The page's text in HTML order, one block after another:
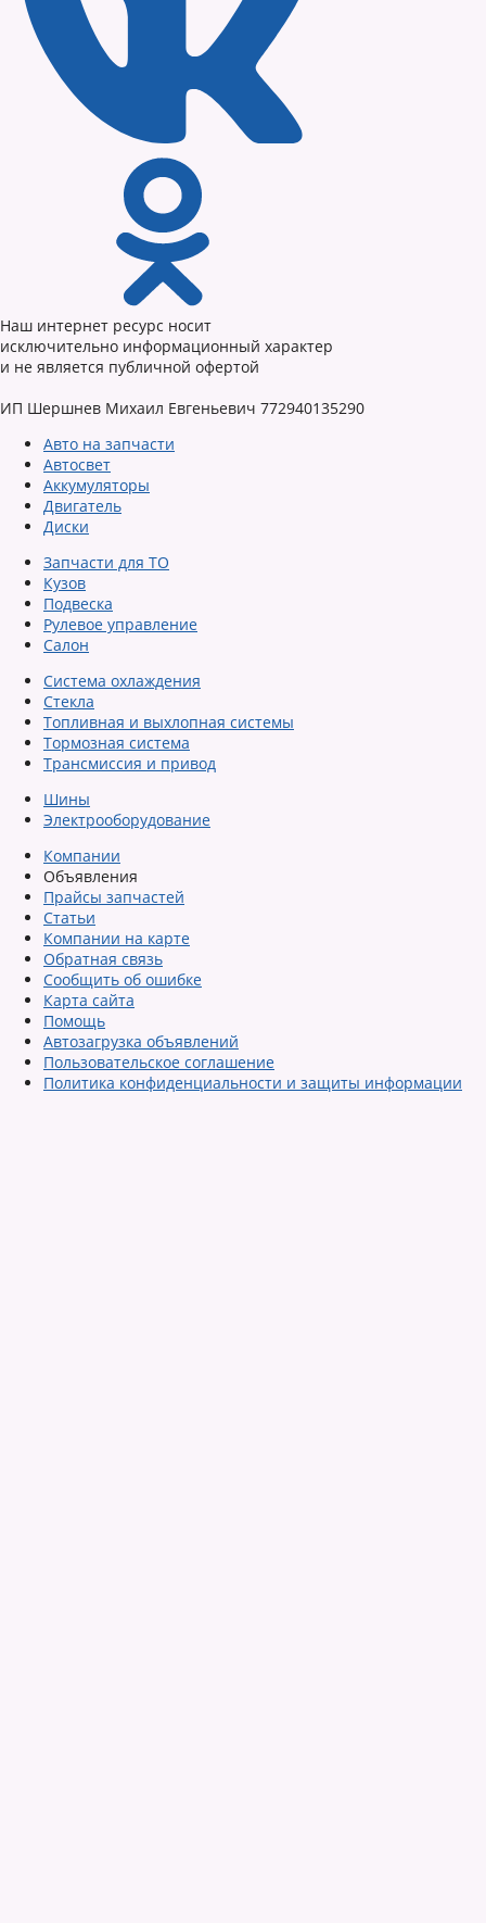
Наш интернет ресурс носит
исключительно информационный характер
и не является публичной офертой
ИП Шершнев Михаил Евгеньевич 772940135290
Авто на запчасти
Автосвет
Аккумуляторы
Двигатель
Диски
Запчасти для ТО
Кузов
Подвеска
Рулевое управление
Салон
Система охлаждения
Стекла
Топливная и выхлопная системы
Тормозная система
Трансмиссия и привод
Шины
Электрооборудование
Компании
Объявления
Прайсы запчастей
Статьи
Компании на карте
Обратная связь
Сообщить об ошибке
Карта сайта
Помощь
Автозагрузка объявлений
Пользовательское соглашение
Политика конфиденциальности и защиты информации